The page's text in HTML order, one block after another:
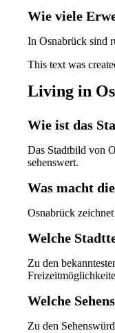
Wie viele
In Osnabrück sind
This text was
Living in
Wie ist das
Das Stadtbild von
sehenswert.
Was macht
Osnabrück
Welche
Zu den
Welche
Zu den